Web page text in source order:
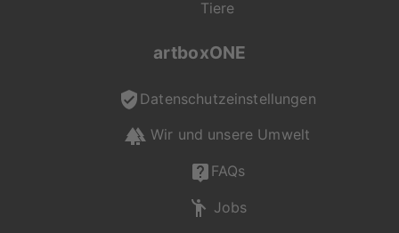
deiner Auswahl.
Fr von 08:00 - 20:00
- 20:00 Uhr unter +49
oder per Mail an
service@artboxone.de
Tiere
artboxONE
Datenschutzeinstellungen
Wir und unsere Umwelt
FAQs
Jobs